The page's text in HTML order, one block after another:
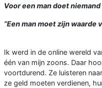
Voor een man doet niemand
“Een man moet zijn waarde
Ik werd in de online wereld
één van mijn zoons. Daar
voortdurend. Ze luisteren
ze geld moeten verdienen,